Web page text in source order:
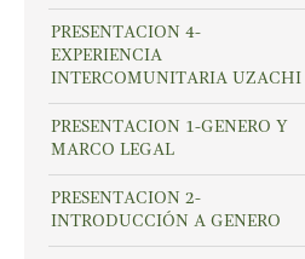
PRESENTACION 4-
EXPERIENCIA
INTERCOMUNITARIA UZACHI
PRESENTACION 1-GENERO Y
MARCO LEGAL
PRESENTACION 2-
INTRODUCCIÓN A GENERO